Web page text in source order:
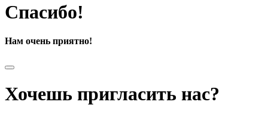
Спасибо!
Нам очень приятно!
Хочешь пригласить нас?